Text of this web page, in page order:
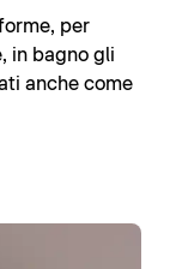
per
in bagno gli
anche come